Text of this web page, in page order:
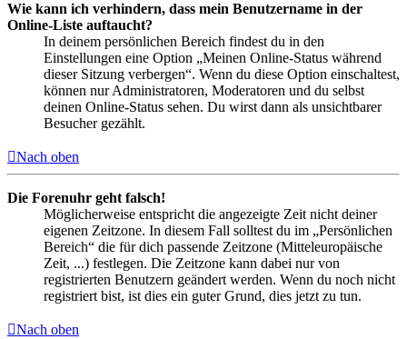
Wie kann ich verhindern, dass mein Benutzername in der
Online-Liste auftaucht?
In deinem persönlichen Bereich findest du in den
Einstellungen eine Option „Meinen Online-Status während
dieser Sitzung verbergen“. Wenn du diese Option einschaltest,
können nur Administratoren, Moderatoren und du selbst
deinen Online-Status sehen. Du wirst dann als unsichtbarer
Besucher gezählt.
Nach oben
Die Forenuhr geht falsch!
Möglicherweise entspricht die angezeigte Zeit nicht deiner
eigenen Zeitzone. In diesem Fall solltest du im „Persönlichen
Bereich“ die für dich passende Zeitzone (Mitteleuropäische
Zeit, ...) festlegen. Die Zeitzone kann dabei nur von
registrierten Benutzern geändert werden. Wenn du noch nicht
registriert bist, ist dies ein guter Grund, dies jetzt zu tun.
Nach oben